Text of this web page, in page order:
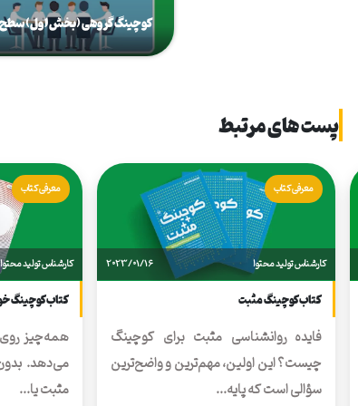
کوچینگ گروهی (بخش اول)
پست های مرتبط
معرفی کتاب
کارشناس تولید محتوا 2023/01/16
کتاب کوچینگ مثبت
فایده روانشناسی مثبت برای کوچینگ
چیست؟ این اولین، مهم‌ترین و واضح‌ترین
سؤالی است که پایه...
معرفی کتاب
کارشناس تولید محتوا
کتاب کوچینگ
همه‌چیز روی
می‌دهد.
مثبت یا...